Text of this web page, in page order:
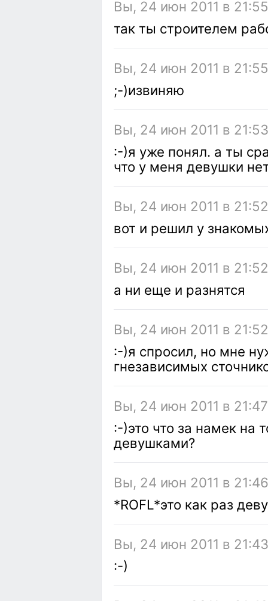
Вы, 24 июн 2011 в
так ты строителем
Вы, 24 июн 2011 в
;-)извиняю
Вы, 24 июн 2011 в
:-)я уже понял. а ты
что у меня девушки
Вы, 24 июн 2011 в
вот и решил у
Вы, 24 июн 2011 в
а ни еще и разнятся
Вы, 24 июн 2011 в
:-)я спросил, но мне
гнезависимых
Вы, 24 июн 2011 в
:-)это что за намек на
девушками?
Вы, 24 июн 2011 в
*ROFL*это как раз
Вы, 24 июн 2011 в
:-)